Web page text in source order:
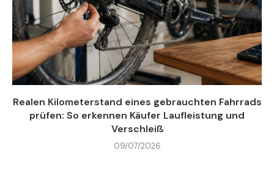
Realen Kilometerstand eines gebrauchten Fahrrads
prüfen: So erkennen Käufer Laufleistung und
Verschleiß
09/07/2026